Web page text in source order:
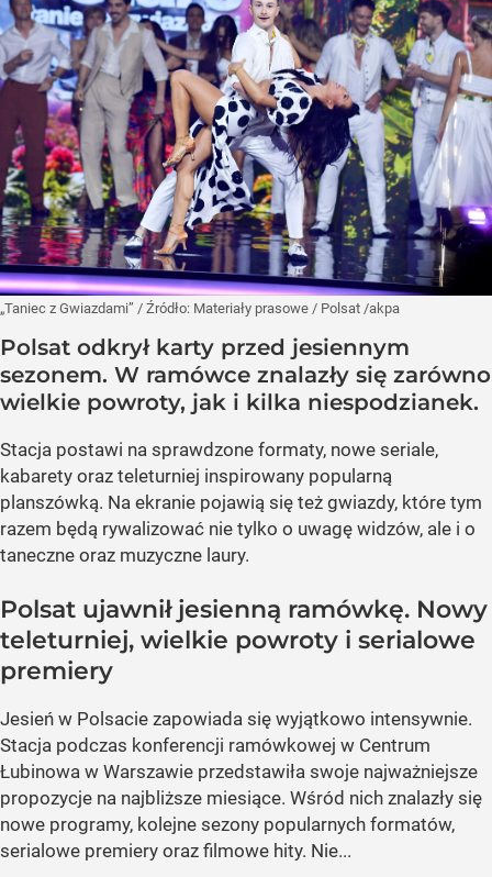
„Taniec z Gwiazdami” / Źródło: Materiały prasowe / Polsat /akpa
Polsat odkrył karty przed jesiennym
sezonem. W ramówce znalazły się zarówno
wielkie powroty, jak i kilka niespodzianek.
Stacja postawi na sprawdzone formaty, nowe seriale,
kabarety oraz teleturniej inspirowany popularną
planszówką. Na ekranie pojawią się też gwiazdy, które tym
razem będą rywalizować nie tylko o uwagę widzów, ale i o
taneczne oraz muzyczne laury.
Polsat ujawnił jesienną ramówkę. Nowy
teleturniej, wielkie powroty i serialowe
premiery
Jesień w Polsacie zapowiada się wyjątkowo intensywnie.
Stacja podczas konferencji ramówkowej w Centrum
Łubinowa w Warszawie przedstawiła swoje najważniejsze
propozycje na najbliższe miesiące. Wśród nich znalazły się
nowe programy, kolejne sezony popularnych formatów,
serialowe premiery oraz filmowe hity. Nie...